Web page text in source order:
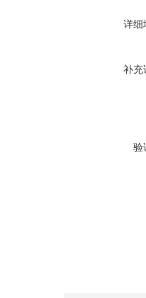
详细
补充
验